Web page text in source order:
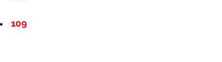
109